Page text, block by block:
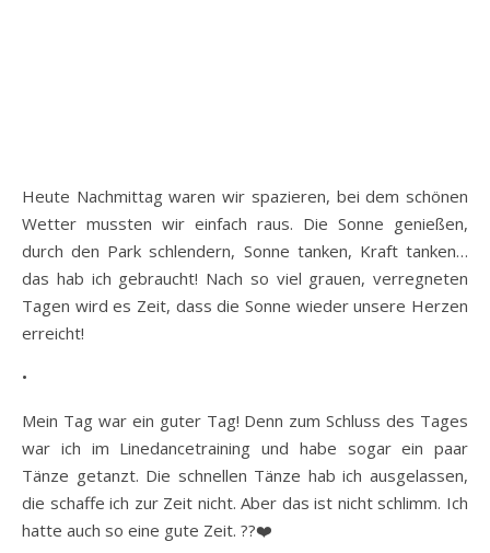
Heute Nachmittag waren wir spazieren, bei dem schönen
Wetter mussten wir einfach raus. Die Sonne genießen,
durch den Park schlendern, Sonne tanken, Kraft tanken…
das hab ich gebraucht! Nach so viel grauen, verregneten
Tagen wird es Zeit, dass die Sonne wieder unsere Herzen
erreicht!
•
Mein Tag war ein guter Tag! Denn zum Schluss des Tages
war ich im Linedancetraining und habe sogar ein paar
Tänze getanzt. Die schnellen Tänze hab ich ausgelassen,
die schaffe ich zur Zeit nicht. Aber das ist nicht schlimm. Ich
hatte auch so eine gute Zeit. ??❤️